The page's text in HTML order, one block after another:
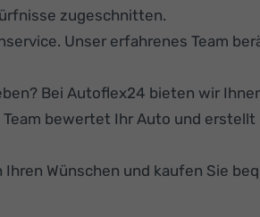
zugeschnitten.
Unser erfahrenes Team
Bei Autoflex24 bieten wir
bewertet Ihr Auto und
Wünschen und kaufen Sie